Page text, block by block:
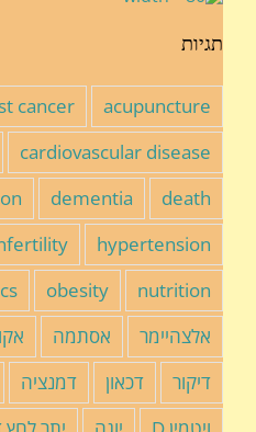
תגיות
acupuncture
cancer
cardiovascular disease
death
dementia
hypertension
nutrition
obesity
אלצהיימר
אסתמה
דיקור
דכאון דמנציה